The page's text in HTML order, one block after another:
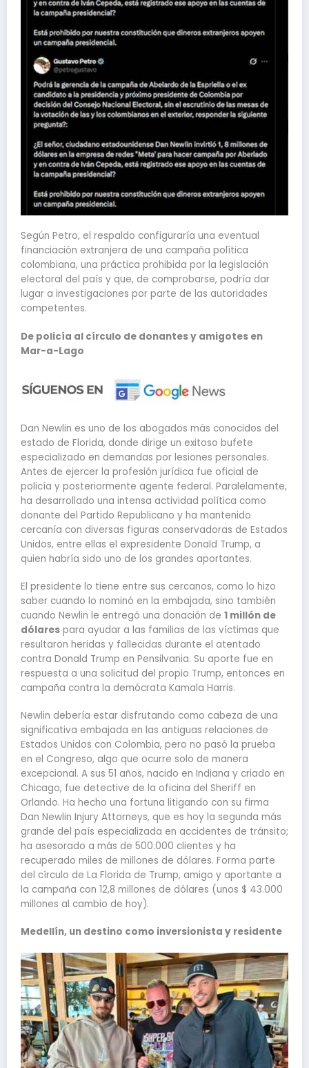
Según Petro, el respaldo configuraría una eventual
financiación extranjera de una campaña política
colombiana, una práctica prohibida por la legislación
electoral del país y que, de comprobarse, podría dar
lugar a investigaciones por parte de las autoridades
competentes.
De policía al círculo de donantes y amigotes en
Mar-a-Lago
Dan Newlin es uno de los abogados más conocidos del
estado de Florida, donde dirige un exitoso bufete
especializado en demandas por lesiones personales.
Antes de ejercer la profesión jurídica fue oficial de
policía y posteriormente agente federal. Paralelamente,
ha desarrollado una intensa actividad política como
donante del Partido Republicano y ha mantenido
cercanía con diversas figuras conservadoras de Estados
Unidos, entre ellas el expresidente Donald Trump, a
quien habría sido uno de los grandes aportantes.
El presidente lo tiene entre sus cercanos, como lo hizo
saber cuando lo nominó en la embajada, sino también
cuando Newlin le entregó una donación de 1 millón de
dólares para ayudar a las familias de las víctimas que
resultaron heridas y fallecidas durante el atentado
contra Donald Trump en Pensilvania. Su aporte fue en
respuesta a una solicitud del propio Trump, entonces en
campaña contra la demócrata Kamala Harris.
Newlin debería estar disfrutando como cabeza de una
significativa embajada en las antiguas relaciones de
Estados Unidos con Colombia, pero no pasó la prueba
en el Congreso, algo que ocurre solo de manera
excepcional. A sus 51 años, nacido en Indiana y criado en
Chicago, fue detective de la oficina del Sheriff en
Orlando. Ha hecho una fortuna litigando con su firma
Dan Newlin Injury Attorneys, que es hoy la segunda más
grande del país especializada en accidentes de tránsito;
ha asesorado a más de 500.000 clientes y ha
recuperado miles de millones de dólares. Forma parte
del círculo de La Florida de Trump, amigo y aportante a
la campaña con 12,8 millones de dólares (unos $ 43.000
millones al cambio de hoy).
Medellín, un destino como inversionista y residente